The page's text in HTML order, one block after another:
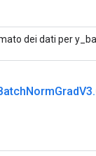
dei dati per
NormGradV3.